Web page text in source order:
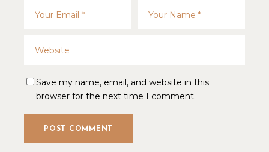
Save my name, email, and website in this
browser for the next time I comment.